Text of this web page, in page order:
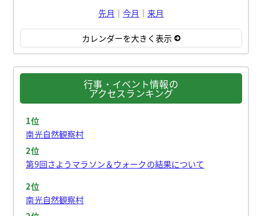
先月 ｜ 今月 ｜ 来月
カレンダーを大きく表示
行事・イベント情報の
アクセスランキング
1位
南光自然観察村
2位
第9回さようマラソン＆ウォークの結果について
2位
南光自然観察村